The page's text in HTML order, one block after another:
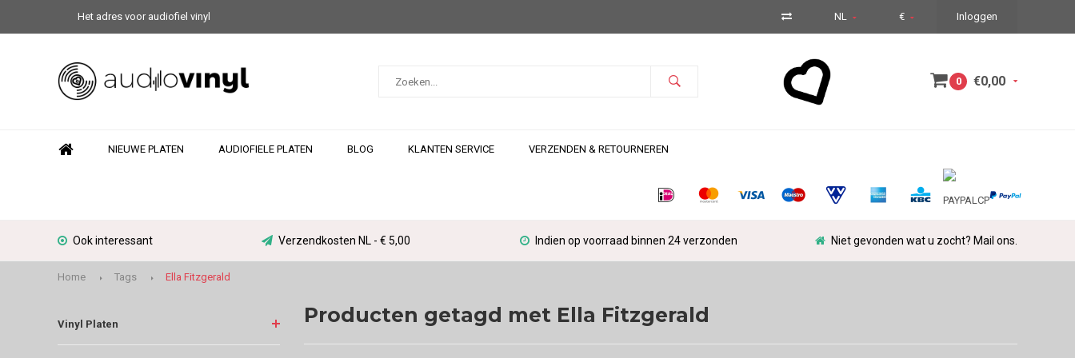
Het adres voor audiofiel vinyl NL € Inloggen
0 €0,00
NIEUWE PLATEN AUDIOFIELE PLATEN BLOG KLANTEN SERVICE VERZENDEN & RETOURNEREN
Ook interessant Verzendkosten NL - € 5,00 Indien op voorraad binnen 24 verzonden Niet gevonden wat u zocht? Mail ons.
Home Tags Ella Fitzgerald
Vinyl Platen Producten getagd met Ella Fitzgerald